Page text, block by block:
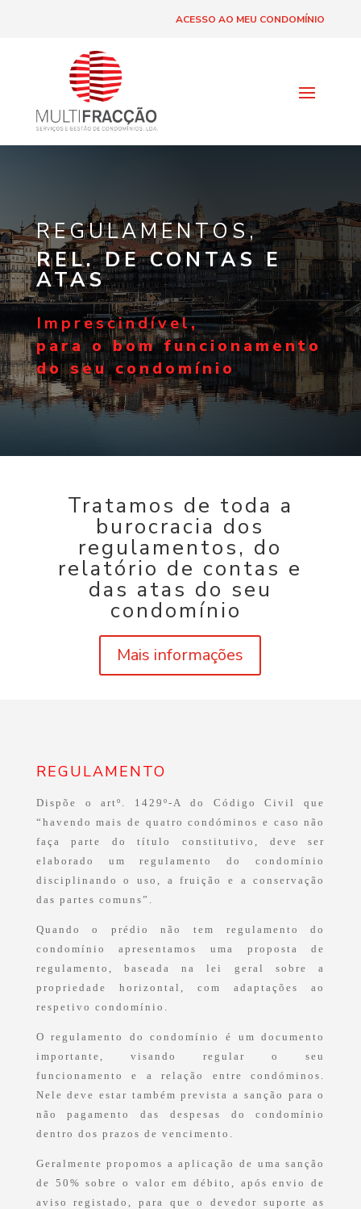
ACESSO AO MEU CONDOMÍNIO
REGULAMENTOS,
REL. DE CONTAS E
ATAS
Imprescindível,
para o bom funcionamento
do seu condomínio
Tratamos de toda a
burocracia dos
regulamentos, do
relatório de contas e
das atas do seu
condomínio
Mais informações
REGULAMENTO
Dispõe o artº. 1429º-A do Código Civil que
“havendo mais de quatro condóminos e caso não
faça parte do título constitutivo, deve ser
elaborado um regulamento do condomínio
disciplinando o uso, a fruição e a conservação
das partes comuns”.
Quando o prédio não tem regulamento do
condomínio apresentamos uma proposta de
regulamento, baseada na lei geral sobre a
propriedade horizontal, com adaptações ao
respetivo condomínio.
O regulamento do condomínio é um documento
importante, visando regular o seu
funcionamento e a relação entre condóminos.
Nele deve estar também prevista a sanção para o
não pagamento das despesas do condomínio
dentro dos prazos de vencimento.
Geralmente propomos a aplicação de uma sanção
de 50% sobre o valor em débito, após envio de
aviso registado, para que o devedor suporte as